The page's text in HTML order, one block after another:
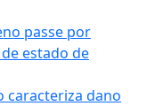
passe por
estado de
caracteriza dano